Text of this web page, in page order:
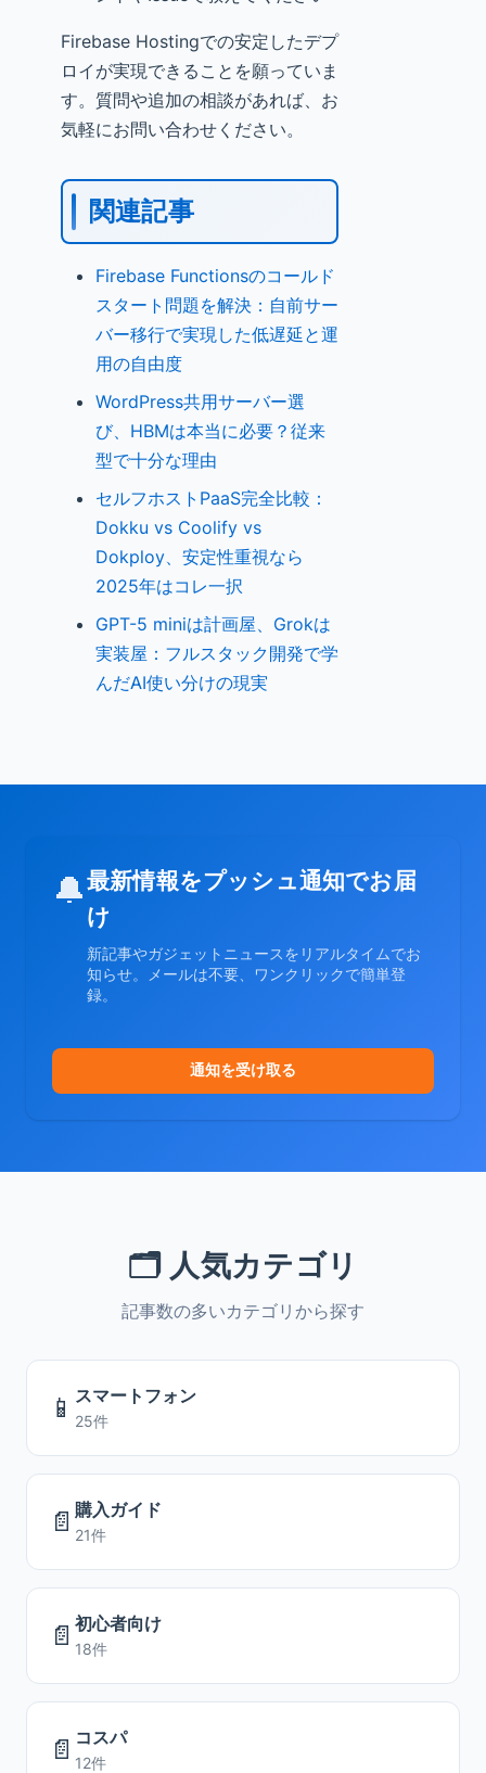
Firebase Hostingでの安定したデプ
ロイが実現できることを願っていま
す。質問や追加の相談があれば、お
気軽にお問い合わせください。
関連記事
Firebase Functionsのコールド
スタート問題を解決：自前サー
バー移行で実現した低遅延と運
用の自由度
WordPress共用サーバー選
び、HBMは本当に必要？従来
型で十分な理由
セルフホストPaaS完全比較：
Dokku vs Coolify vs
Dokploy、安定性重視なら
2025年はコレ一択
GPT-5 miniは計画屋、Grokは
実装屋：フルスタック開発で学
んだAI使い分けの現実
🔔最新情報をプッシュ通知でお届
け
新記事やガジェットニュースをリアルタイムでお
知らせ。メールは不要、ワンクリックで簡単登
録。
通知を受け取る
🗂️ 人気カテゴリ
記事数の多いカテゴリから探す
📱 スマートフォン
25件
📄 購入ガイド
21件
📄 初心者向け
18件
📄 コスパ
12件